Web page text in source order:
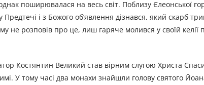
поширювалася на весь світ. Поблизу Єлеонської
і з Божого об’явлення дізнався, який скарб
не розповів про це, лиш гаряче молився у своїй келії
Костянтин Великий став вірним слугою Христа
У тому часі два монахи знайшли голову святого